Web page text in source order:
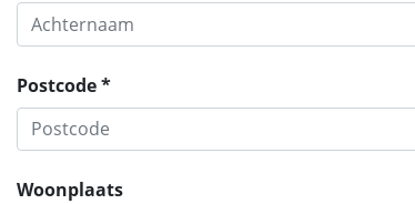
Postcode *
Woonplaats